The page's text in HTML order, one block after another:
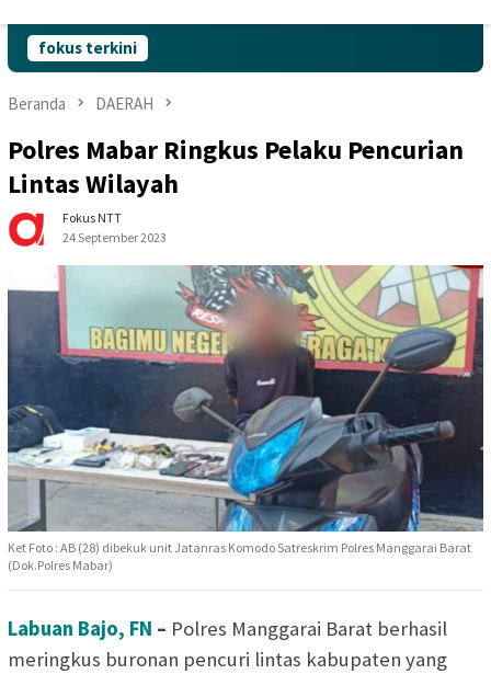
fokus terkini
Beranda DAERAH
Polres Mabar Ringkus Pelaku Pencurian
Lintas Wilayah
Fokus NTT
24 September 2023
Ket Foto : AB (28) dibekuk unit Jatanras Komodo Satreskrim Polres Manggarai Barat
(Dok.Polres Mabar)
Labuan Bajo, FN – Polres Manggarai Barat berhasil
meringkus buronan pencuri lintas kabupaten yang